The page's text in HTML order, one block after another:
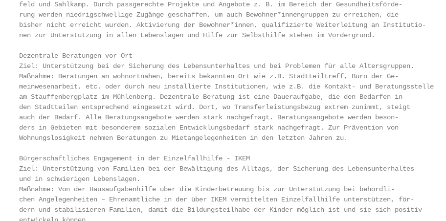
feld und Sahlkamp. Durch passgerechte Projekte und Angebote z. B. im Bereich der Gesundheitsförde-
rung werden niedrigschwellige Zugänge geschaffen, um auch Bewohner*innengruppen zu erreichen, die
bisher nicht erreicht wurden. Aktivierung der Bewohner*innen, qualifizierte Weiterleitung an Institutio-
nen zur Unterstützung in allen Lebenslagen und Hilfe zur Selbsthilfe stehen im Vordergrund.
Dezentrale Beratungen vor Ort
Ziel: Unterstützung bei der Sicherung des Lebensunterhaltes und bei Problemen für alle Altersgruppen.
Maßnahme: Beratungen an wohnortnahen, bereits bekannten Ort wie z.B. Stadtteiltreff, Büro der Ge-
meinwesenarbeit, etc. oder durch neu installierte Institutionen, wie z.B. die Kontakt- und Beratungsstelle
am Stauffenbergplatz im Mühlenberg. Dezentrale Beratung ist eine Daueraufgabe, die den Bedarfen in
den Stadtteilen entsprechend eingesetzt wird. Dort, wo Transferleistungsbezug extrem zunimmt, steigt
auch der Bedarf. Alle Beratungsangebote werden stark nachgefragt. Beratungsangebote werden beson-
ders in Gebieten mit besonderem sozialen Entwicklungsbedarf stark nachgefragt. Zur Prävention von
Wohnungslosigkeit nehmen Beratungen zu Mietangelegenheiten in den letzten Jahren zu.
Bürgerschaftliches Engagement in der Einzelfallhilfe - IKEM
Ziel: Unterstützung von Familien bei der Bewältigung des Alltags, der Sicherung des Lebensunterhaltes
und in schwierigen Lebenslagen.
Maßnahme: Von der Hausaufgabenhilfe über die Kinderbetreuung bis zur Unterstützung bei behördli-
chen Angelegenheiten – Ehrenamtliche in der über IKEM vermittelten Einzelfallhilfe unterstützen, för-
dern und stabilisieren Familien, damit die Bildungsteilhabe der Kinder möglich ist und sie sich positiv